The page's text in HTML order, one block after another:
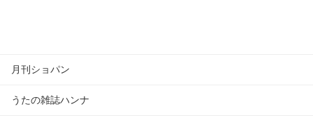
月刊ショパン
うたの雑誌ハンナ